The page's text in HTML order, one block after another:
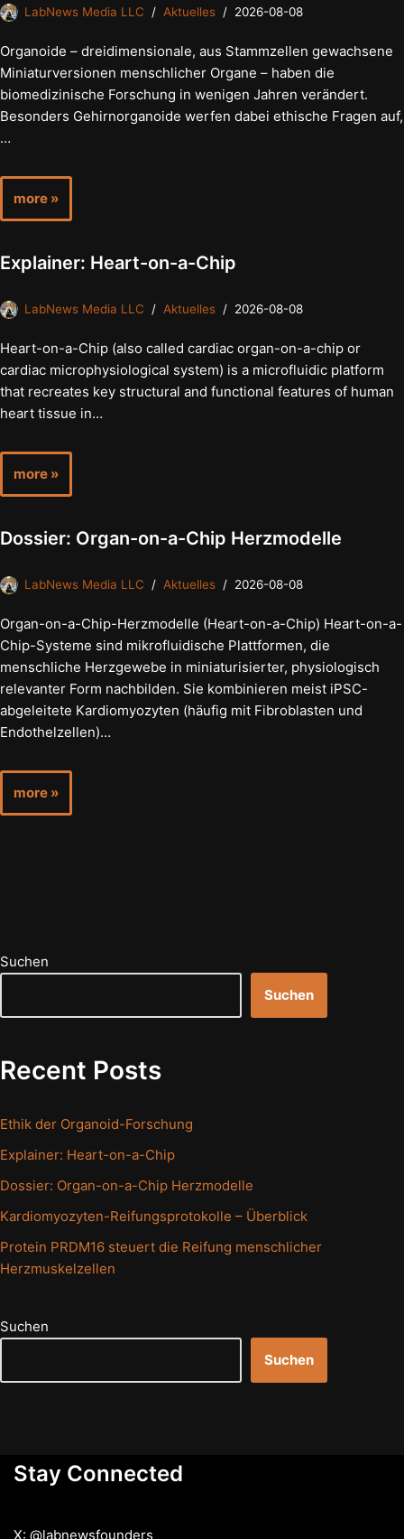
LabNews Media LLC Aktuelles 2026-08-08
Organoide – dreidimensionale, aus Stammzellen gewachsene
Miniaturversionen menschlicher Organe – haben die
biomedizinische Forschung in wenigen Jahren verändert.
Besonders Gehirnorganoide werfen dabei ethische Fragen auf,
…
more »
Explainer: Heart-on-a-Chip
LabNews Media LLC Aktuelles 2026-08-08
Heart-on-a-Chip (also called cardiac organ-on-a-chip or
cardiac microphysiological system) is a microfluidic platform
that recreates key structural and functional features of human
heart tissue in…
more »
Dossier: Organ-on-a-Chip Herzmodelle
LabNews Media LLC Aktuelles 2026-08-08
Organ-on-a-Chip-Herzmodelle (Heart-on-a-Chip) Heart-on-a-
Chip-Systeme sind mikrofluidische Plattformen, die
menschliche Herzgewebe in miniaturisierter, physiologisch
relevanter Form nachbilden. Sie kombinieren meist iPSC-
abgeleitete Kardiomyozyten (häufig mit Fibroblasten und
Endothelzellen)…
more »
Suchen
Suchen
Recent Posts
Ethik der Organoid-Forschung
Explainer: Heart-on-a-Chip
Dossier: Organ-on-a-Chip Herzmodelle
Kardiomyozyten-Reifungsprotokolle – Überblick
Protein PRDM16 steuert die Reifung menschlicher
Herzmuskelzellen
Suchen
Suchen
Stay Connected
X: @labnewsfounders